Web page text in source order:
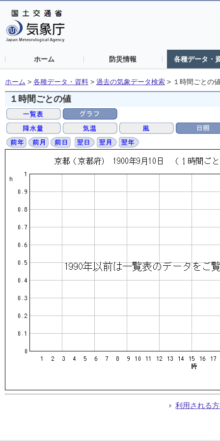
ホーム 防災情報 各種データ・
ホーム > 各種データ・資料 > 過去の気象データ検索 > １時間ごとの
１時間ごとの値
利用される